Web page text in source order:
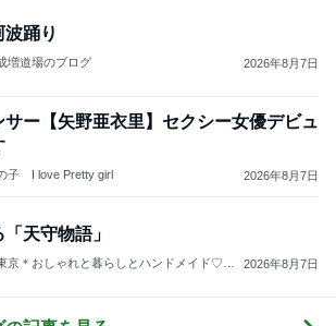
踊り
増道場のブログ 2026年8月7日
サー【矢野亜衣里】セクシー女優デビュ
子 I love Pretty girl 2026年8月7日
天守物語」
2026年8月7日